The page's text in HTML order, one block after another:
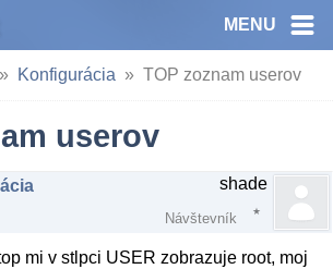
MENU
Konfigurácia TOP zoznam userov
userov
shade
Návštevník
mi v stlpci USER zobrazuje root, moj